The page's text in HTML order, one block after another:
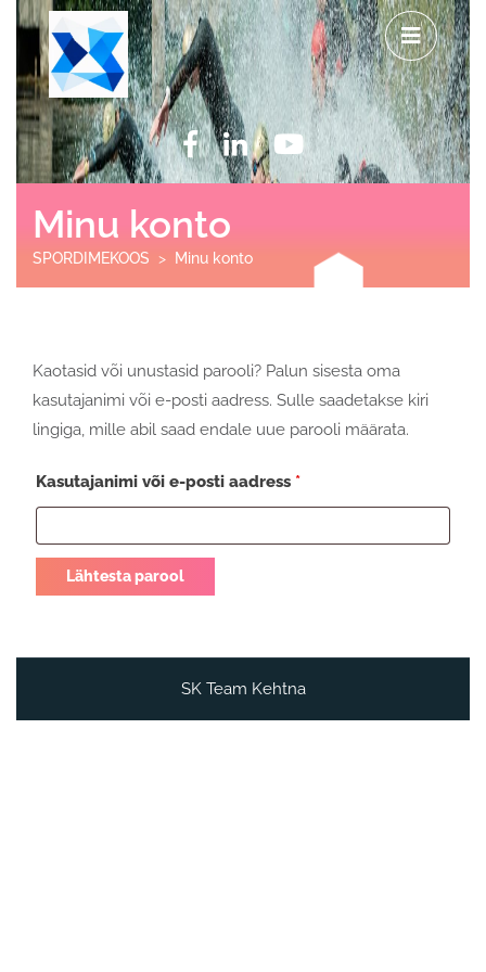
Skip
content
FacebookLinkedinYoutube
Minu konto
SPORDIMEKOOS > Minu konto
Kaotasid või unustasid parooli? Palun sisesta oma
kasutajanimi või e-posti aadress. Sulle saadetakse kiri
lingiga, mille abil saad endale uue parooli määrata.
Kasutajanimi või e-posti aadress *Nõutud
Lähtesta parool
SK Team Kehtna